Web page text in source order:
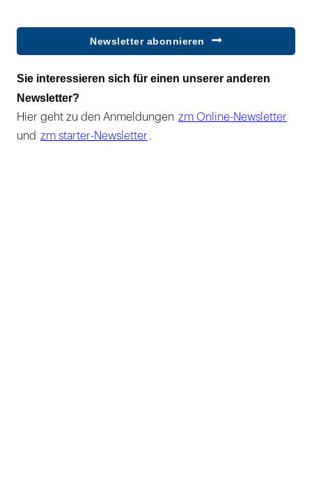
Newsletter abonnieren
Sie interessieren sich für einen unserer anderen
Newsletter?
Hier geht zu den Anmeldungen zm Online-Newsletter
und zm starter-Newsletter .